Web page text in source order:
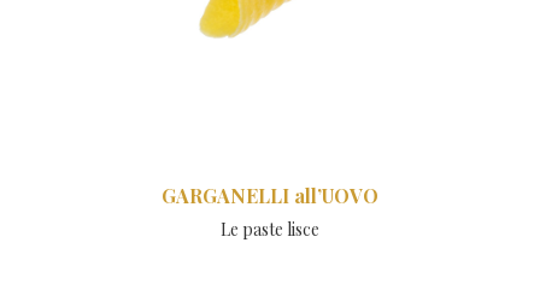
GARGANELLI all’UOVO
Le paste lisce